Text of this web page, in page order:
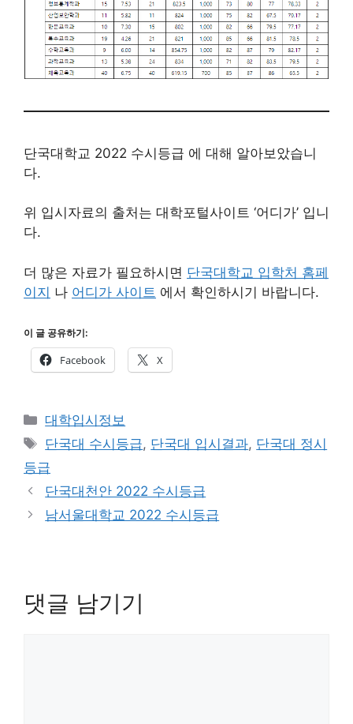
단국대학교 2022 수시등급 에 대해 알아보았습니
다.
위 입시자료의 출처는 대학포털사이트 ‘어디가’ 입니
다.
더 많은 자료가 필요하시면 단국대학교 입학처 홈페
이지 나 어디가 사이트 에서 확인하시기 바랍니다.
이 글 공유하기:
Facebook X
카
테
리
대학입시정보
태
그
단국대 수시등급, 단국대 입시결과, 단국대 정시
등급
단국대천안 2022 수시등급
남서울대학교 2022 수시등급
댓글 남기기